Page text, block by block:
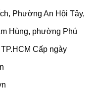
Phường An Hội Tây,
Hùng, phường Phú
Cấp ngày